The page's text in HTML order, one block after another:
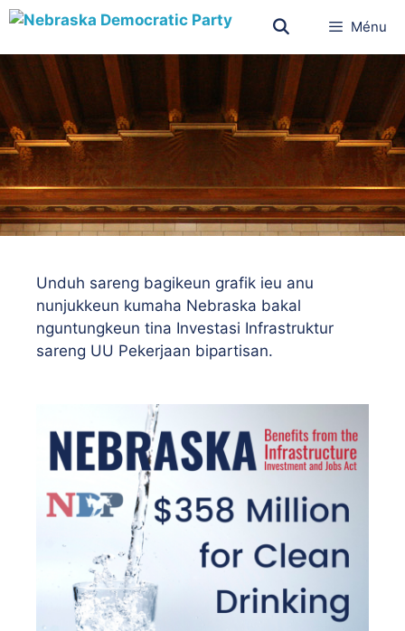
Ménu
Unduh sareng bagikeun grafik ieu anu
nunjukkeun kumaha Nebraska bakal
nguntungkeun tina Investasi Infrastruktur
sareng UU Pekerjaan bipartisan.